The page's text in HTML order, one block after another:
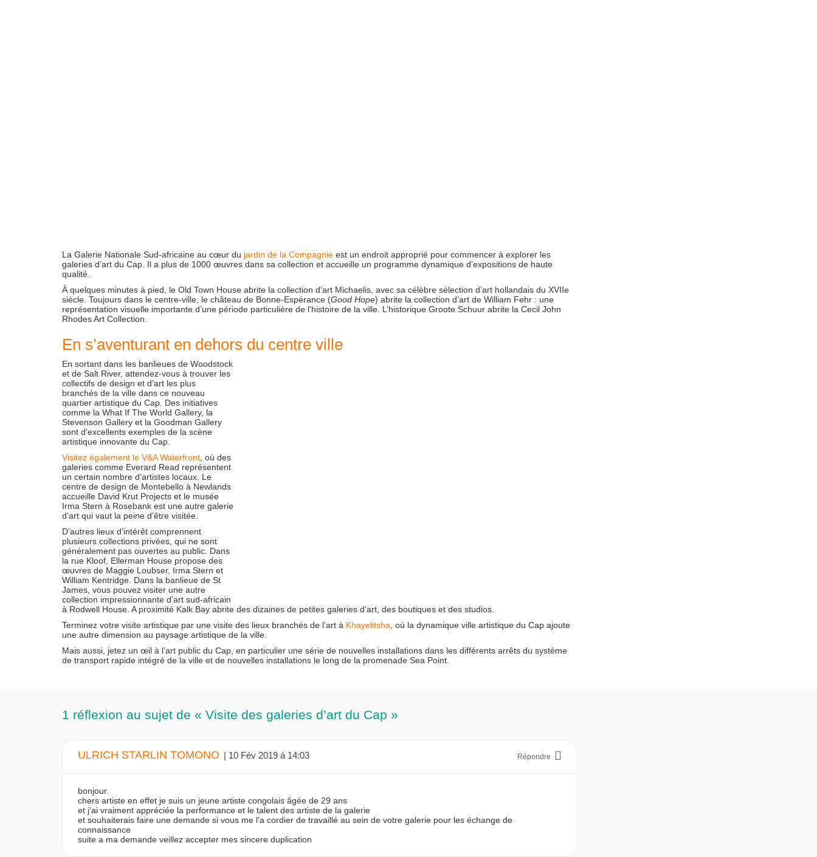
La Galerie Nationale Sud-africaine au cœur du jardin de la Compagnie est un endroit approprié pour commencer à explorer les
galeries d’art du Cap. Il a plus de 1000 œuvres dans sa collection et accueille un programme dynamique d’expositions de haute
qualité.
À quelques minutes à pied, le Old Town House abrite la collection d’art Michaelis, avec sa célèbre sélection d’art hollandais du XVIIe
siècle. Toujours dans le centre-ville, le château de Bonne-Espérance (Good Hope) abrite la collection d’art de William Fehr : une
représentation visuelle importante d’une période particulière de l’histoire de la ville. L’historique Groote Schuur abrite la Cecil John
Rhodes Art Collection.
En s’aventurant en dehors du centre ville
En sortant dans les banlieues de Woodstock
et de Salt River, attendez-vous à trouver les
collectifs de design et d’art les plus
branchés de la ville dans ce nouveau
quartier artistique du Cap. Des initiatives
comme la What If The World Gallery, la
Stevenson Gallery et la Goodman Gallery
sont d’excellents exemples de la scène
artistique innovante du Cap.
Visitez également le V&A Waterfront, où des
galeries comme Everard Read représentent
un certain nombre d’artistes locaux. Le
centre de design de Montebello à Newlands
accueille David Krut Projects et le musée
Irma Stern à Rosebank est une autre galerie
d’art qui vaut la peine d’être visitée.
D’autres lieux d’intérêt comprennent
plusieurs collections privées, qui ne sont
généralement pas ouvertes au public. Dans
la rue Kloof, Ellerman House propose des
œuvres de Maggie Loubser, Irma Stern et
William Kentridge. Dans la banlieue de St
James, vous pouvez visiter une autre
collection impressionnante d’art sud-africain
à Rodwell House. A proximité Kalk Bay abrite des dizaines de petites galeries d’art, des boutiques et des studios.
Terminez votre visite artistique par une visite des lieux branchés de l’art à Khayelitsha, où la dynamique ville artistique du Cap ajoute
une autre dimension au paysage artistique de la ville.
Mais aussi, jetez un œil à l’art public du Cap, en particulier une série de nouvelles installations dans les différents arrêts du système
de transport rapide intégré de la ville et de nouvelles installations le long de la promenade Sea Point.
1 réflexion au sujet de « Visite des galeries d’art du Cap »
ULRICH STARLIN TOMONO | 10 Fév 2019 à 14:03 Répondre
bonjour.
chers artiste en effet je suis un jeune artiste congolais âgée de 29 ans
et j’ai vraiment appréciée la performance et le talent des artiste de la galerie
et souhaiterais faire une demande si vous me l’a cordier de travaillé au sein de votre galerie pour les échange de
connaissance
suite a ma demande veillez accepter mes sincere duplication